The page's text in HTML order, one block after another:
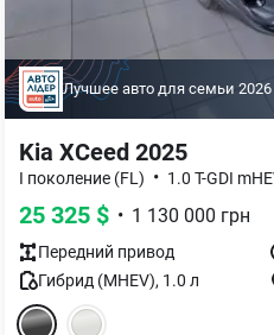
Лучшее авто для семьи 2026
Kia XCeed 2025
I поколение (FL) • 1.0 T-GDI
25 325 $ • 1 130 000 грн
Передний привод
Гибрид (MHEV), 1.0 л